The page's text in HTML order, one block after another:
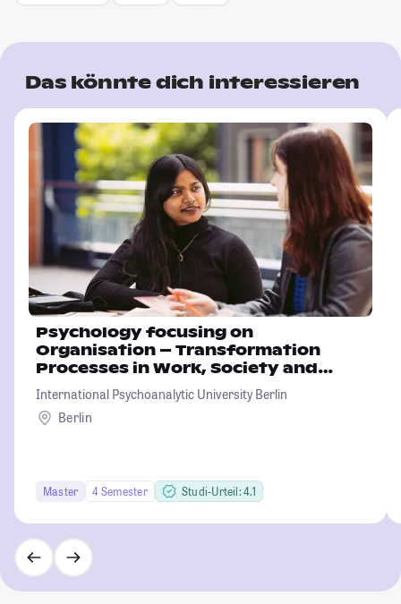
Das könnte dich interessieren
Psychology focusing on
Organisation – Transformation
Processes in Work, Society and
Environment
International Psychoanalytic University Berlin
Berlin
Master 4 Semester Studi-Urteil: 4.1